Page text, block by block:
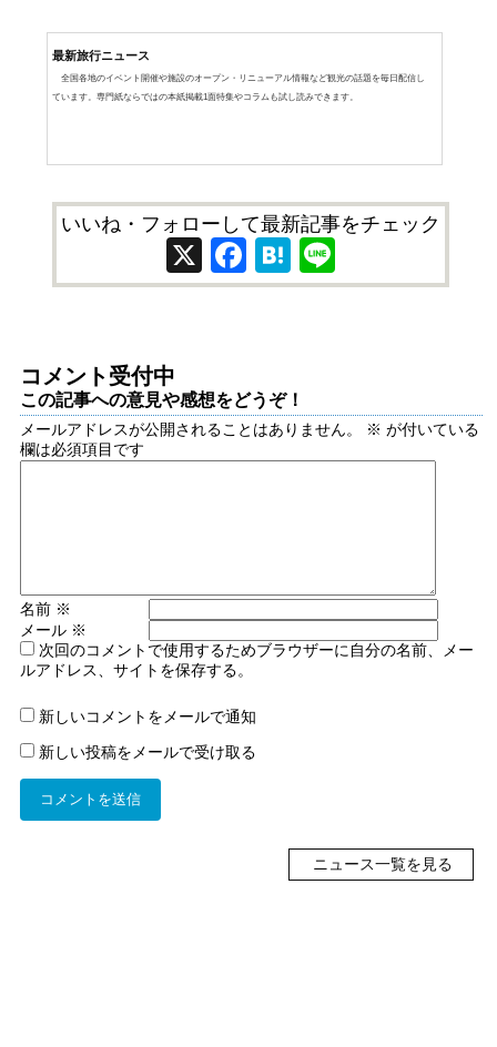
最新旅行ニュース
全国各地のイベント開催や施設のオープン・リニューアル情報など観光の話題を毎日配信し
ています。専門紙ならではの本紙掲載1面特集やコラムも試し読みできます。
いいね・フォローして最新記事をチェック
X Facebook
Hatena
コメント受付中
この記事への意見や感想をどうぞ！
メールアドレスが公開されることはありません。 ※ が付いている
欄は必須項目です
名前 ※
メール ※
次回のコメントで使用するためブラウザーに自分の名前、メー
ルアドレス、サイトを保存する。
新しいコメントをメールで通知
新しい投稿をメールで受け取る
ニュース一覧を見る